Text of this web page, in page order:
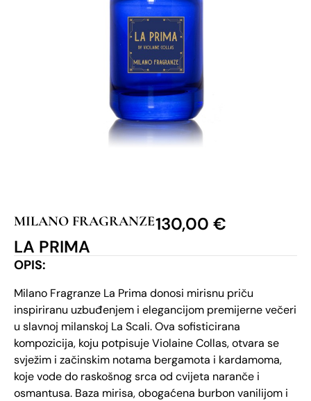
MILANO FRAGRANZE
LA PRIMA
130,00 €
OPIS:
Milano Fragranze La Prima donosi mirisnu priču
inspiriranu uzbuđenjem i elegancijom premijerne večeri
u slavnoj milanskoj La Scali. Ova sofisticirana
kompozicija, koju potpisuje Violaine Collas, otvara se
svježim i začinskim notama bergamota i kardamoma,
koje vode do raskošnog srca od cvijeta naranče i
osmantusa. Baza mirisa, obogaćena burbon vanilijom i